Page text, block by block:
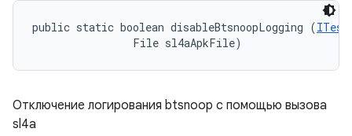
public static boolean disableBtsnoopLogging (
                File sl4aApkFile)
Отключение логирования btsnoop с помощью вызова
sl4a